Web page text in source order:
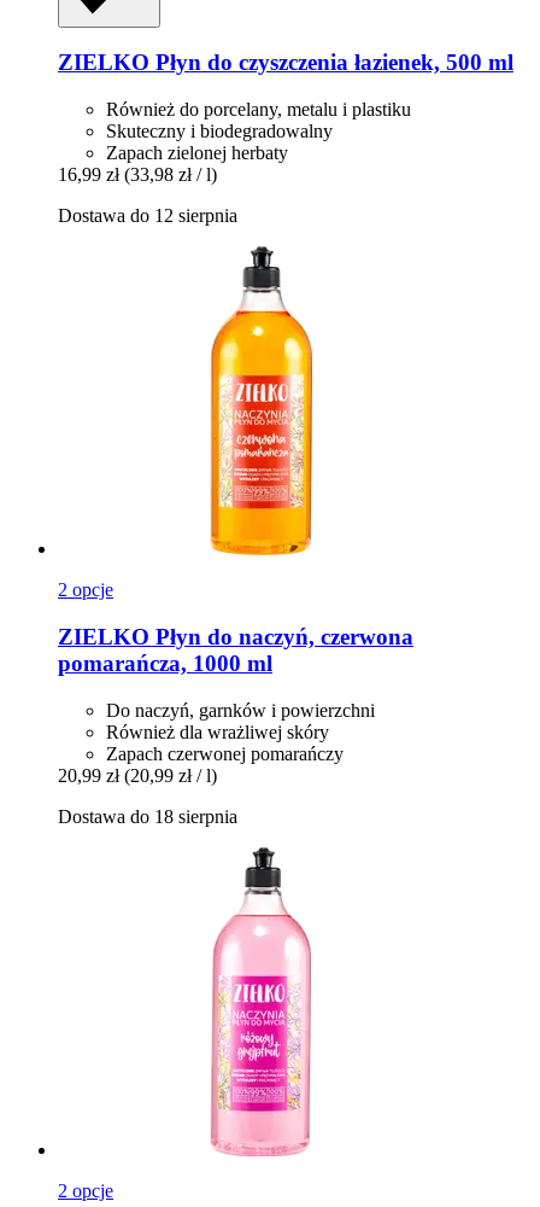
ZIELKO Płyn do czyszczenia łazienek, 500 ml
Również do porcelany, metalu i plastiku
Skuteczny i biodegradowalny
Zapach zielonej herbaty
16,99 zł (33,98 zł / l)
Dostawa do 12 sierpnia
2 opcje
ZIELKO Płyn do naczyń, czerwona
pomarańcza, 1000 ml
Do naczyń, garnków i powierzchni
Również dla wrażliwej skóry
Zapach czerwonej pomarańczy
20,99 zł (20,99 zł / l)
Dostawa do 18 sierpnia
2 opcje